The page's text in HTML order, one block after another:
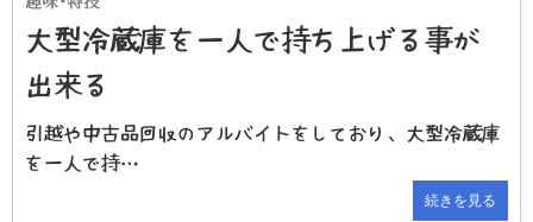
大型冷蔵庫を一人で持ち上げる事が
出来る
引越や中古品回収のアルバイトをしており、大型冷蔵庫
を一人で持…
続きを見る